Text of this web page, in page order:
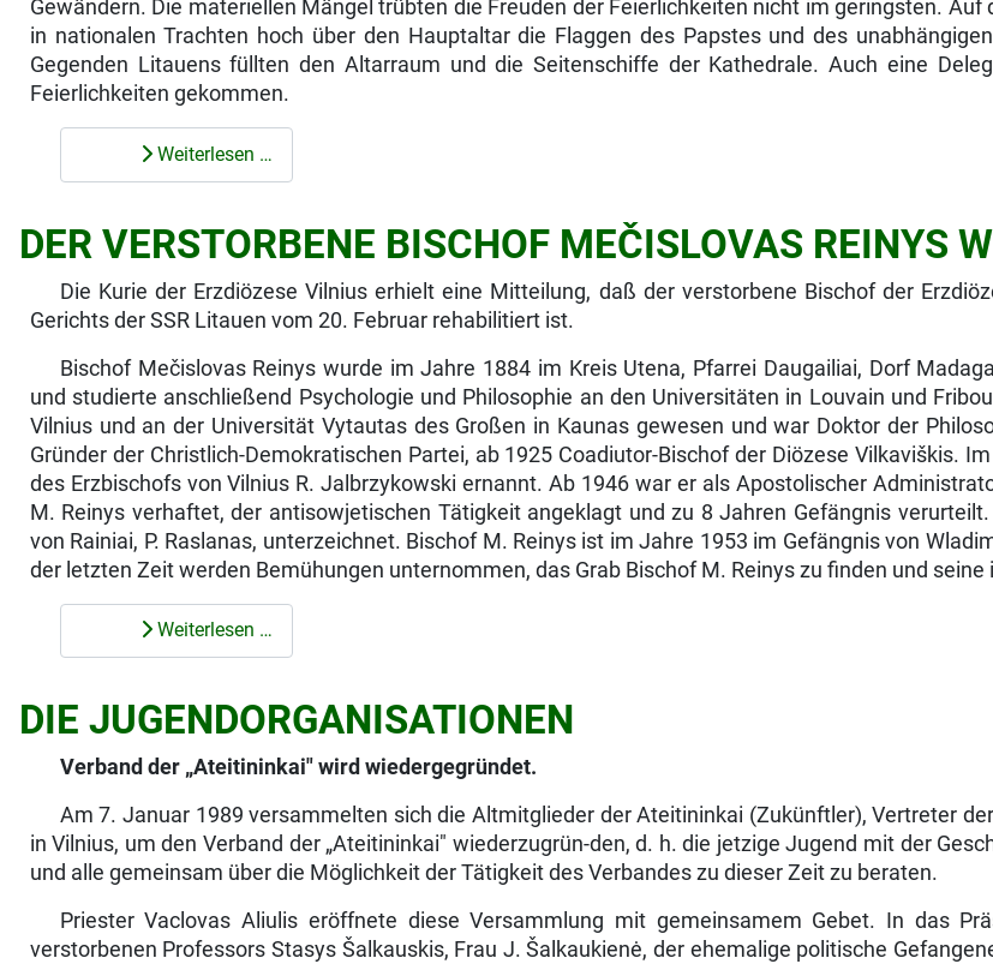
Gewändern. Die materiellen Mängel trübten die Freuden der Feierlichkeiten nicht im geringsten.
in nationalen Trachten hoch über den Hauptaltar die Flaggen des Papstes und des
Gegenden Litau­ens füllten den Altarraum und die Seitenschiffe der Kathedrale. Auch eine
Feierlich­keiten gekommen.
Weiterlesen …
DER VERSTORBENE BISCHOF MEČISLOVAS REINYS
Die Kurie der Erzdiözese Vilnius erhielt eine Mitteilung, daß der verstor­bene Bischof der
Gerichts der SSR Litauen vom 20. Februar rehabilitiert ist.
Bischof Mečislovas Reinys wurde im Jahre 1884 im Kreis Utena, Pfarrei Daugailiai, Dorf
und studierte anschließend Psychologie und Philosophie an den Universitäten in Louvain und
Vilnius und an der Universität Vytautas des Großen in Kaunas gewesen und war Doktor der
Gründer der Christlich-Demokratischen Partei, ab 1925 Coadiutor-Bischof der Diözese Vilkaviškis.
des Erzbischofs von Vil­nius R. Jalbrzykowski ernannt. Ab 1946 war er als Apostolischer
M. Reinys verhaftet, der antisowjetischen Tätigkeit angeklagt und zu 8 Jahren Gefäng­nis
von Rainiai, P. Raslanas, unterzeichnet. Bischof M. Reinys ist im Jahre 1953 im Gefängnis von
der letzten Zeit werden Bemühungen unternommen, das Grab Bischof M. Reinys zu finden und
Weiterlesen …
DIE JUGENDORGANISATIONEN
Verband der „Ateitininkai" wird wiedergegründet.
Am 7. Januar 1989 versammelten sich die Altmitglieder der Ateitininkai (Zukünftler), Vertreter
in Vilnius, um den Verband der „Ateitininkai" wiederzugrün-den, d. h. die jetzige Jugend mit der
und alle gemeinsam über die Möglichkeit der Tätigkeit des Verbandes zu dieser Zeit zu beraten.
Priester Vaclovas Aliulis eröffnete diese Versammlung mit gemeinsamem Gebet. In das
verstorbenen Professors Stasys Šalkauskis, Frau J. Šalkaukienė, der ehema­lige politische